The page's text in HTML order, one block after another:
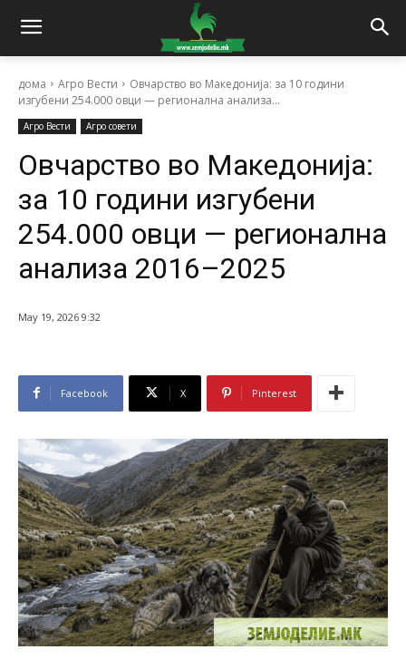
дома Агро Вести
Овчарство во Македонија: за 10 години
изгубени 254.000 овци — регионална анализа...
Агро Вести Агро совети
Овчарство во Македонија:
за 10 години изгубени
254.000 овци — регионална
анализа 2016–2025
May 19, 2026 9:32
Facebook X Pinterest